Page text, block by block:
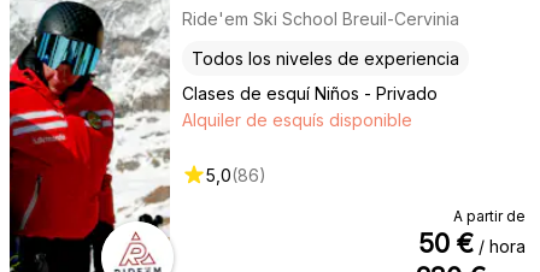
Ride'em Ski School Breuil-Cervinia
Clases de esquí Niños - Privado
Todos los niveles de experiencia
Alquiler de esquís disponible
5,0(86)
A partir de
50 € / hora